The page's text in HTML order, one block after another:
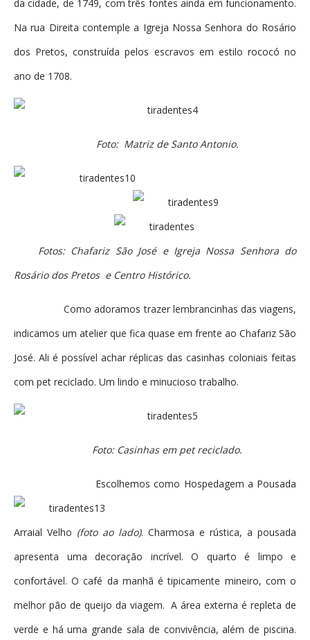
da cidade, de 1749, com três fontes ainda em funcionamento.
Na rua Direita contemple a Igreja Nossa Senhora do Rosário
dos Pretos, construída pelos escravos em estilo rococó no
ano de 1708.
Foto: Matriz de Santo Antonio.
Fotos: Chafariz São José e Igreja Nossa Senhora do
Rosário dos Pretos e Centro Histórico.
Como adoramos trazer lembrancinhas das viagens,
indicamos um atelier que fica quase em frente ao Chafariz São
José. Ali é possível achar réplicas das casinhas coloniais feitas
com pet reciclado. Um lindo e minucioso trabalho.
Foto: Casinhas em pet reciclado.
Escolhemos como Hospedagem a Pousada
Arraial Velho (foto ao lado). Charmosa e rústica, a pousada
apresenta uma decoração incrível. O quarto é limpo e
confortável. O café da manhã é tipicamente mineiro, com o
melhor pão de queijo da viagem. A área externa é repleta de
verde e há uma grande sala de convivência, além de piscina.